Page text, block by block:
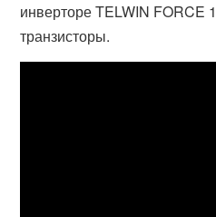
инверторе TELWIN FORCE
транзисторы.